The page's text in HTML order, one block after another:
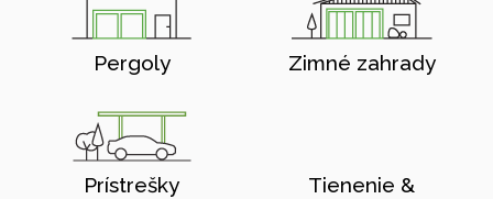
Pergoly Zimné zahrady
Prístrešky
Tienenie &